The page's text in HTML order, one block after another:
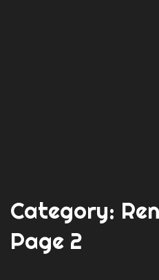
Category:
Page 2